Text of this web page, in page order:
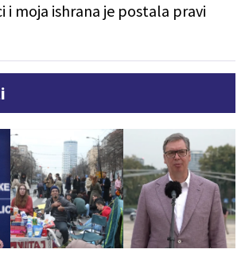
i moja ishrana je postala pravi